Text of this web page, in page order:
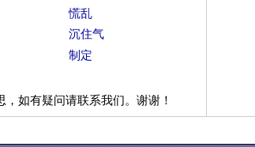
慌乱
沉住气
制定
如有疑问请联系我们。谢谢！